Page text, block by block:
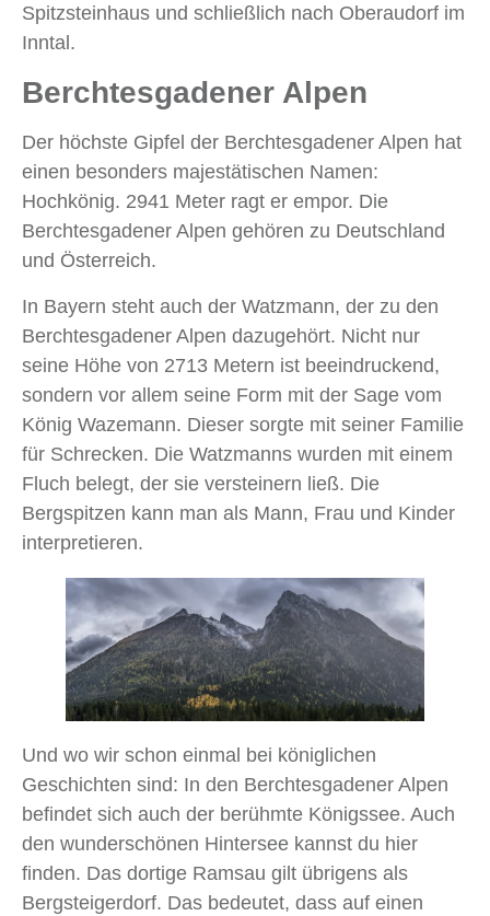
Spitzsteinhaus und schließlich nach Oberaudorf im
Inntal.
Berchtesgadener Alpen
Der höchste Gipfel der Berchtesgadener Alpen hat
einen besonders majestätischen Namen:
Hochkönig. 2941 Meter ragt er empor. Die
Berchtesgadener Alpen gehören zu Deutschland
und Österreich.
In Bayern steht auch der Watzmann, der zu den
Berchtesgadener Alpen dazugehört. Nicht nur
seine Höhe von 2713 Metern ist beeindruckend,
sondern vor allem seine Form mit der Sage vom
König Wazemann. Dieser sorgte mit seiner Familie
für Schrecken. Die Watzmanns wurden mit einem
Fluch belegt, der sie versteinern ließ. Die
Bergspitzen kann man als Mann, Frau und Kinder
interpretieren.
Und wo wir schon einmal bei königlichen
Geschichten sind: In den Berchtesgadener Alpen
befindet sich auch der berühmte Königssee. Auch
den wunderschönen Hintersee kannst du hier
finden. Das dortige Ramsau gilt übrigens als
Bergsteigerdorf. Das bedeutet, dass auf einen